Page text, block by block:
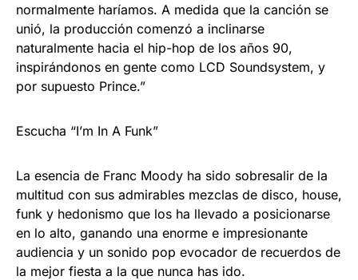
normalmente haríamos. A medida que la canción se
unió, la producción comenzó a inclinarse
naturalmente hacia el hip-hop de los años 90,
inspirándonos en gente como LCD Soundsystem, y
por supuesto Prince.”
Escucha “I’m In A Funk”
La esencia de Franc Moody ha sido sobresalir de la
multitud con sus admirables mezclas de disco, house,
funk y hedonismo que los ha llevado a posicionarse
en lo alto, ganando una enorme e impresionante
audiencia y un sonido pop evocador de recuerdos de
la mejor fiesta a la que nunca has ido.